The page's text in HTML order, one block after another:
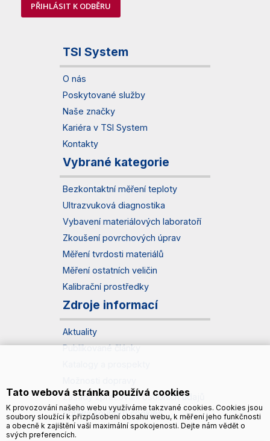
PŘIHLÁSIT K ODBĚRU
TSI System
O nás
Poskytované služby
Naše značky
Kariéra v TSI System
Kontakty
Vybrané kategorie
Bezkontaktní měření teploty
Ultrazvuková diagnostika
Vybavení materiálových laboratoří
Zkoušení povrchových úprav
Měření tvrdosti materiálů
Měření ostatních veličin
Kalibrační prostředky
Zdroje informací
Aktuality
Publikované články
Zásady zpracování osobních údajů
Správa souborů cookies
Tato webová stránka používá cookies
K provozování našeho webu využíváme takzvané cookies. Cookies jsou
soubory sloužící k přizpůsobení obsahu webu, k měření jeho funkčnosti
a obecně k zajištění vaší maximální spokojenosti. Dejte nám vědět o
svých preferencích.